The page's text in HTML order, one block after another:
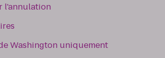
l'annulation
Washington uniquement